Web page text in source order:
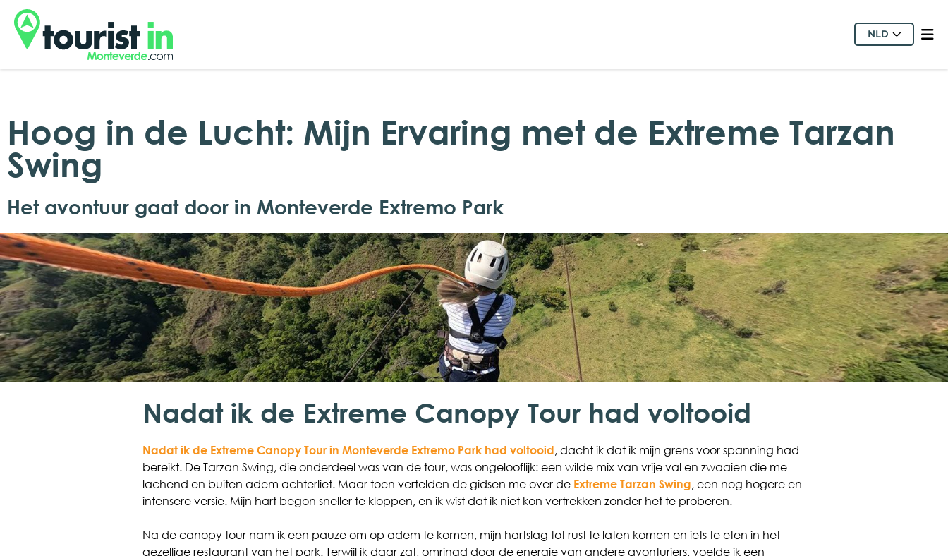
NLD
Hoog in de Lucht: Mijn Ervaring met de Extreme Tarzan
Swing
Het avontuur gaat door in Monteverde Extremo Park
Nadat ik de Extreme Canopy Tour had voltooid
Nadat ik de Extreme Canopy Tour in Monteverde Extremo Park had voltooid, dacht ik dat ik mijn grens voor spanning had
bereikt. De Tarzan Swing, die onderdeel was van de tour, was ongelooflijk: een wilde mix van vrije val en zwaaien die me
lachend en buiten adem achterliet. Maar toen vertelden de gidsen me over de Extreme Tarzan Swing, een nog hogere en
intensere versie. Mijn hart begon sneller te kloppen, en ik wist dat ik niet kon vertrekken zonder het te proberen.
Na de canopy tour nam ik een pauze om op adem te komen, mijn hartslag tot rust te laten komen en iets te eten in het
gezellige restaurant van het park. Terwijl ik daar zat, omringd door de energie van andere avonturiers, voelde ik een